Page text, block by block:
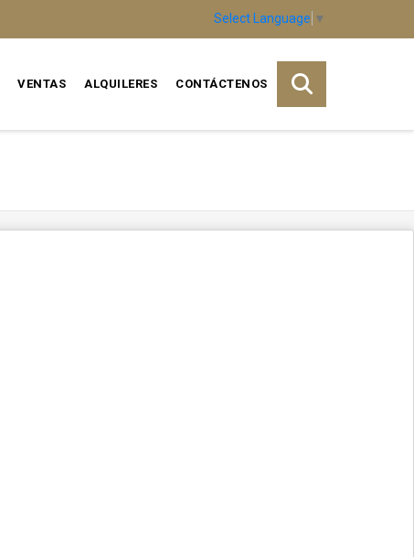
Select Language ▼
VENTAS ALQUILERES CONTÁCTENOS